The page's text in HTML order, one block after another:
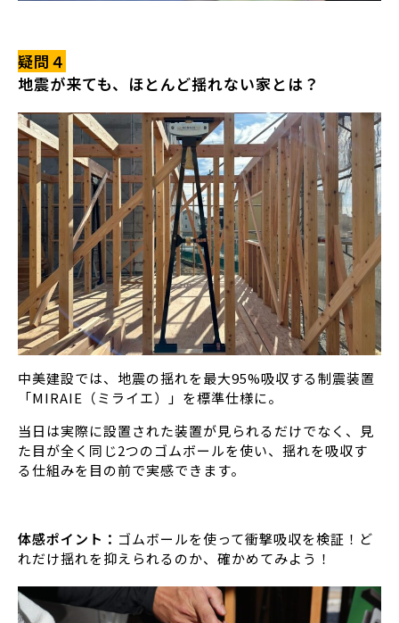
疑問４
地震が来ても、ほとんど揺れない家とは？
中美建設では、地震の揺れを最大95%吸収する制震装置
「MIRAIE（ミライエ）」を標準仕様に。
当日は実際に設置された装置が見られるだけでなく、見
た目が全く同じ2つのゴムボールを使い、揺れを吸収す
る仕組みを目の前で実感できます。
体感ポイント： ゴムボールを使って衝撃吸収を検証！ど
れだけ揺れを抑えられるのか、確かめてみよう！